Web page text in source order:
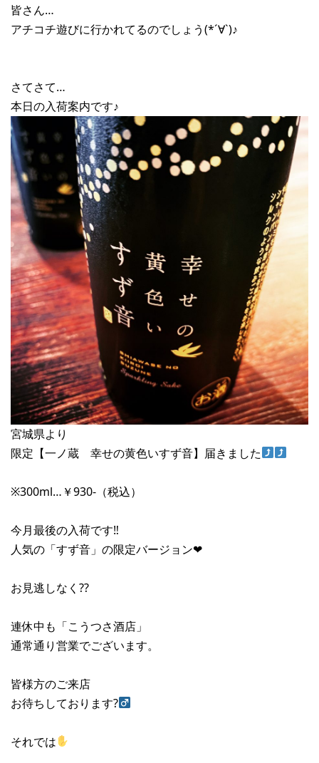
皆さん…
アチコチ遊びに行かれてるのでしょう(*´∀`)♪
さてさて…
本日の入荷案内です♪
宮城県より
限定【一ノ蔵 幸せの黄色いすず音】届きました
※300ml…￥930-（税込）
今月最後の入荷です‼︎
人気の「すず音」の限定バージョン❤︎
お見逃しなく??
連休中も「こうつさ酒店」
通常通り営業でございます。
皆様方のご来店
お待ちしております?‍
それでは